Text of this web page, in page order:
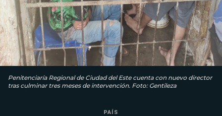
Penitenciaría Regional de Ciudad del Este cuenta con nuevo director
tras culminar tres meses de intervención. Foto: Gentileza
PAÍS